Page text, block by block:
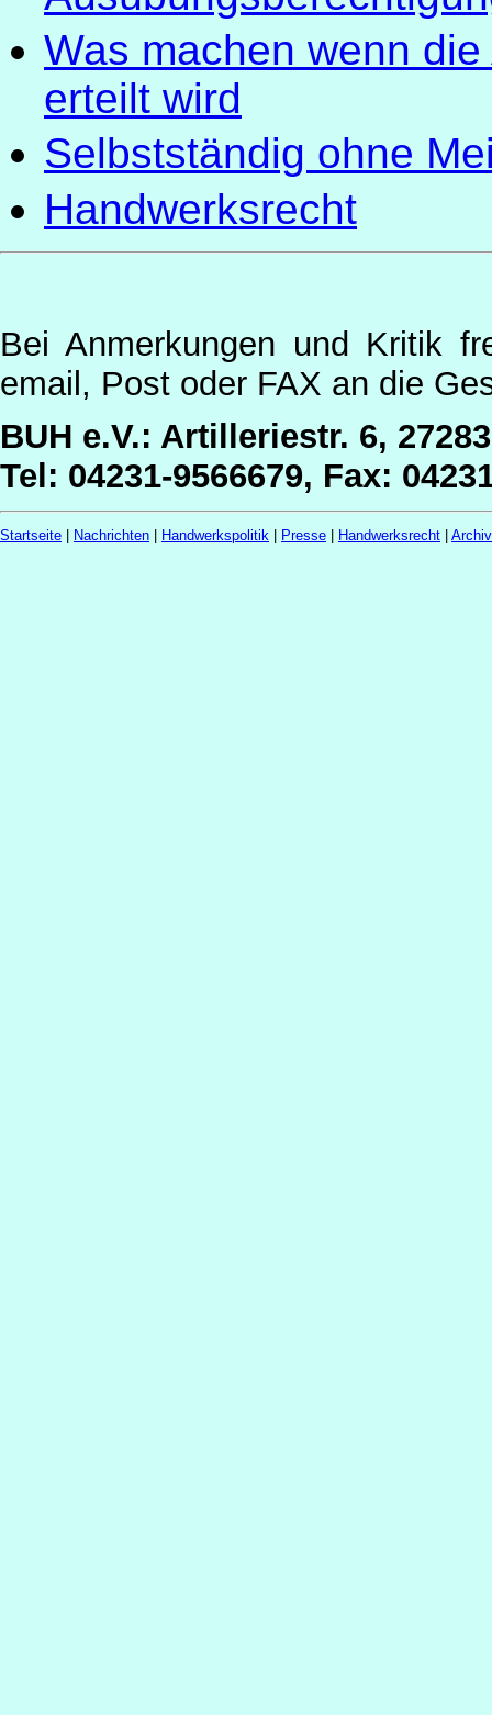
Was machen wenn
erteilt wird
Selbstständig ohne
Handwerksrecht
Bei Anmerkungen und Kritik
email, Post oder FAX an die
BUH e.V.: Artilleriestr. 6,
Tel: 04231-9566679, Fax:
Startseite Nachrichten Handwerkspolitik Presse Handwerksrecht